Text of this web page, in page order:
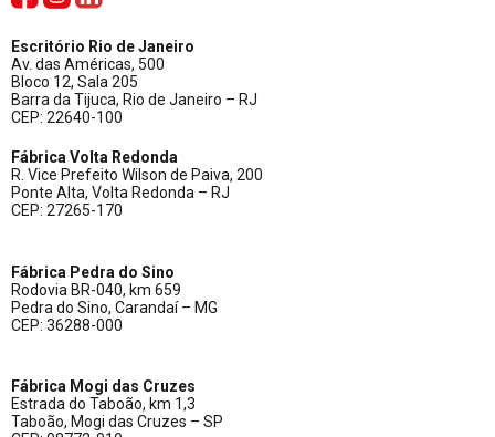
Escritório Rio de Janeiro
Av. das Américas, 500
Bloco 12, Sala 205
Barra da Tijuca, Rio de Janeiro – RJ
CEP: 22640-100
Fábrica Volta Redonda
R. Vice Prefeito Wilson de Paiva, 200
Ponte Alta, Volta Redonda – RJ
CEP: 27265-170
Fábrica Pedra do Sino
Rodovia BR-040, km 659
Pedra do Sino, Carandaí – MG
CEP: 36288-000
Fábrica Mogi das Cruzes
Estrada do Taboão, km 1,3
Taboão, Mogi das Cruzes – SP